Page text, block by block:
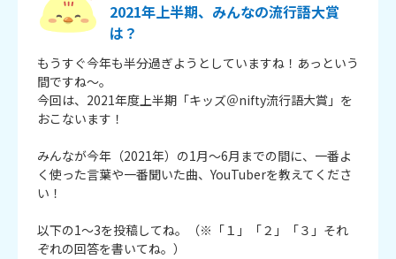
2021年上半期、みんなの流行語大賞
は？
もうすぐ今年も半分過ぎようとしていますね！あっという
間ですね～。
今回は、2021年度上半期「キッズ＠nifty流行語大賞」を
おこないます！
みんなが今年（2021年）の1月～6月までの間に、一番よ
く使った言葉や一番聞いた曲、YouTuberを教えてくださ
い！
以下の1～3を投稿してね。（※「１」「２」「３」それ
ぞれの回答を書いてね。）